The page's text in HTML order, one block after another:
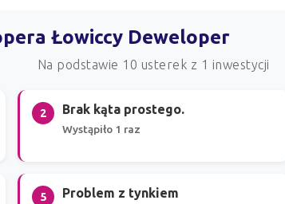
Łowiccy Deweloper
Na podstawie 10 usterek z 1 inwestycji
2 Brak kąta prostego.
Wystąpiło 1 raz
5 Problem z tynkiem